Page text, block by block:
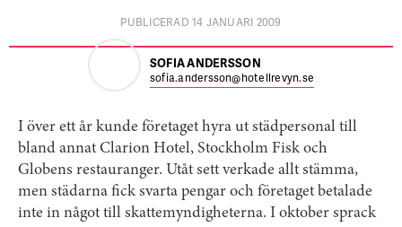
PUBLICERAD 14 JANUARI 2009
SOFIA ANDERSSON
sofia.andersson@hotellrevyn.se
I över ett år kunde företaget hyra ut städpersonal till
bland annat Clarion Hotel, Stockholm Fisk och
Globens restauranger. Utåt sett verkade allt stämma,
men städarna fick svarta pengar och företaget betalade
inte in något till skattemyndigheterna. I oktober sprack